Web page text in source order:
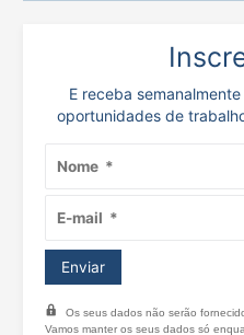
E receba
oportunidades de
Os seus dados não serão
Vamos manter os seus dados só